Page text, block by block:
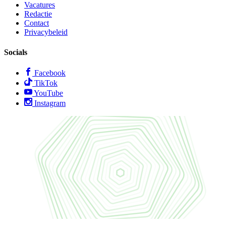
Vacatures
Redactie
Contact
Privacybeleid
Socials
Facebook
TikTok
YouTube
Instagram